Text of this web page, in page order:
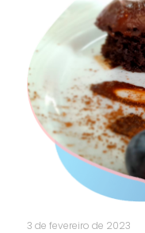
3 de fevereiro de 2023